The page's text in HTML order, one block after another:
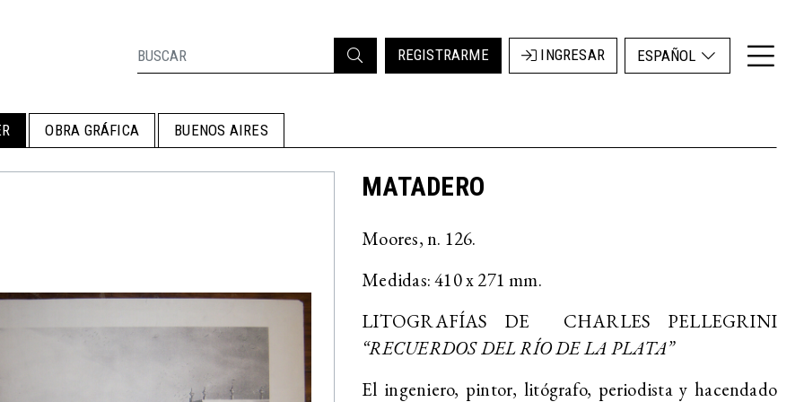
REGISTRARME INGRESAR ESPAÑOL
OBRA GRÁFICA BUENOS AIRES
MATADERO
Moores, n. 126.
Medidas: 410 x 271 mm.
LITOGRAFÍAS DE CHARLES PELLEGRINI
“RECUERDOS DEL RÍO DE LA PLATA”
El ingeniero, pintor, litógrafo, periodista y hacendado